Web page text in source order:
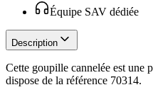
Équipe SAV dédiée
Description
Cette goupille cannelée est une
dispose de la référence 70314.